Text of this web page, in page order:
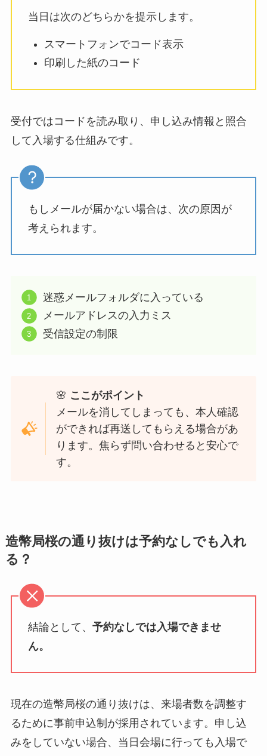
当日は次のどちらかを提示します。
スマートフォンでコード表示
印刷した紙のコード
受付ではコードを読み取り、申し込み情報と照合
して入場する仕組みです。
もしメールが届かない場合は、次の原因が
考えられます。
迷惑メールフォルダに入っている
メールアドレスの入力ミス
受信設定の制限
🌸 ここがポイント
メールを消してしまっても、本人確認
ができれば再送してもらえる場合があ
ります。焦らず問い合わせると安心で
す。
造幣局桜の通り抜けは予約なしでも入れ
る？
結論として、 予約なしでは入場できませ
ん。
現在の造幣局桜の通り抜けは、来場者数を調整す
るために事前申込制が採用されています。申し込
みをしていない場合、当日会場に行っても入場で